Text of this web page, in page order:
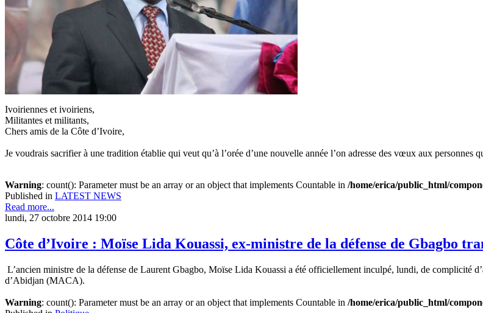
Ivoiriennes et ivoiriens,
Militantes et militants,
Chers amis de la Côte d’Ivoire,
Je voudrais sacrifier à une tradition établie qui veut qu’à l’orée d’une nouvelle année l’on adresse des vœux aux personnes
Warning: count(): Parameter must be an array or an object that implements Countable in /home/erica/public_html/
Published in LATEST NEWS
Read more...
lundi, 27 octobre 2014 19:00
Côte d’Ivoire : Moïse Lida Kouassi, ex-ministre de la défense de Gbagbo
L’ancien ministre de la défense de Laurent Gbagbo, Moïse Lida Kouassi a été officiellement inculpé, lundi, de complicité
d’Abidjan (MACA).
Warning: count(): Parameter must be an array or an object that implements Countable in /home/erica/public_html/